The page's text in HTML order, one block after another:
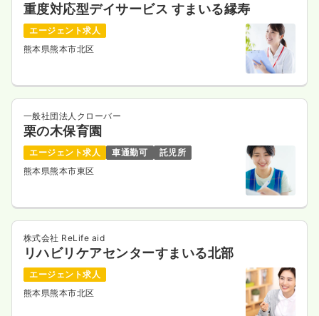
4週8休以上
月給26万円以上可
気になる 詳細を見る
検診・健診
日勤のみ（常勤）
時間 8:30～17:30
訪問看護正看護師 訪問看護
重度対応型デイサービス すまいる縁寿
エージェント求人
熊本県熊本市北区
一般社団法人クローバー
栗の木保育園
エージェント求人 車通勤可
託児所
熊本県熊本市東区
株式会社 ReLife aid
リハビリケアセンターすまいる北部
エージェント求人
熊本県熊本市北区